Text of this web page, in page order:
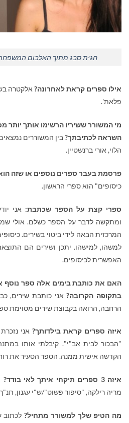
חגית סבג מתוך האלבום
אילו ספרים קראת לאחרונה?אלקטרה
פלאת'.
מי המשורר ששיריו הרשימו אותך יותר
השראה לכתיבתך?בין המשוררים
הלוי, אורי ברנשטיין.
פרסמת בעבר ספרים נוספים או שזה
כיסופים" הוא ספרי הראשון.
ספרי קצת על הספר שכתבת: אני
ומתקשה לדבר על הספר כשלם. אולי
המרכזית הבאה לידי ביטוי בשירים.
למשהו, למישהו. יתכן ושירים הם
האפשרית לכיסופים.
האם את כותבת בימים אלה ספר נוסף
בתקופה הקרובה? אני כותבת שירים,
הרחבה, הרואה בקבוצת שירים מסוימת
איזה ספרים קראת בילדותך?אני
"הבכור לבית אב"י". קיבלתי אותו
הקדשה אישית ממנה. הספר הסעיר את
איזה 3 ספרים תיקחי איתך לאי בודד?
מריה רילקה, "סיפור פשוט"/ש"י עגנון,
מה הטיפ שלך למשורר מתחיל?לכתוב